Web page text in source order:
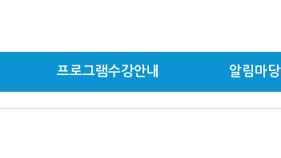
프로그램수강안내 알림마당